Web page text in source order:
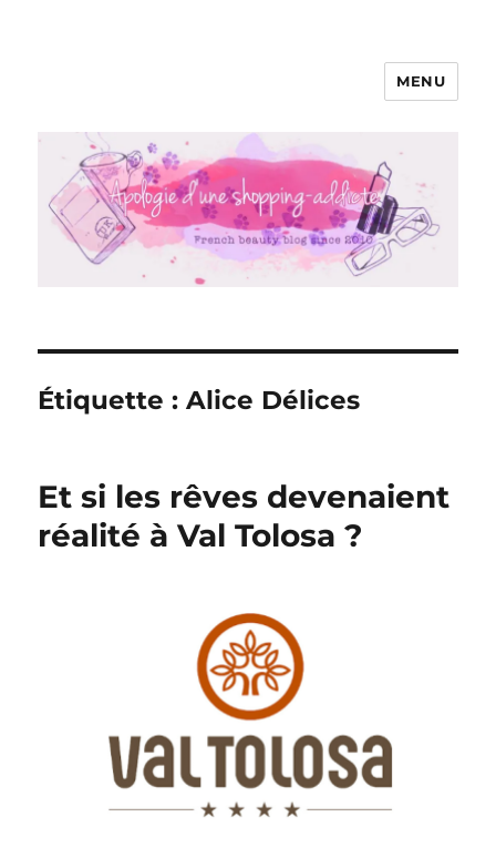
Apologie d'une Shopping-addicte
MENU
Étiquette :Alice Délices
Et si les rêves devenaient
réalité à Val Tolosa ?